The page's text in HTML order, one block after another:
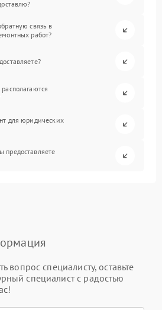
связь в
работ?
для юридических
вопрос специалисту, оставьте
специалист с радостью